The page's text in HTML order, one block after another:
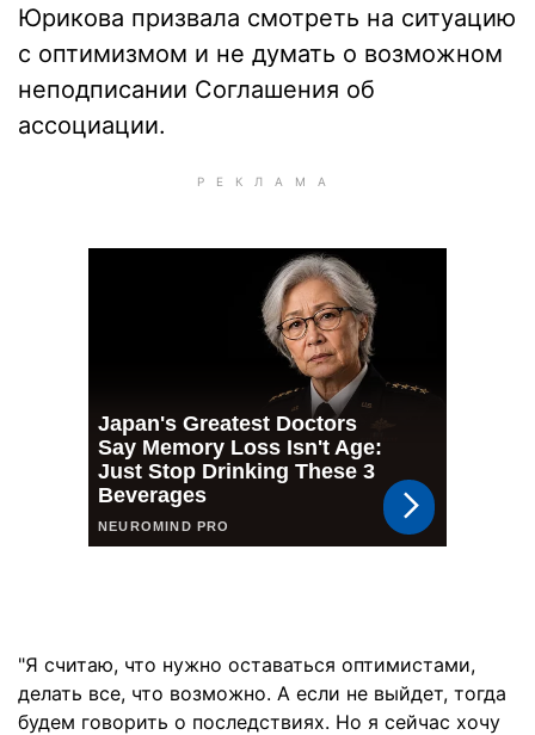
Юрикова призвала смотреть на ситуацию
с оптимизмом и не думать о возможном
неподписании Соглашения об
ассоциации.
"Я считаю, что нужно оставаться оптимистами,
делать все, что возможно. А если не выйдет, тогда
будем говорить о последствиях. Но я сейчас хочу